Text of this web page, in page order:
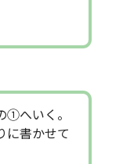
①へいく。
に書かせて